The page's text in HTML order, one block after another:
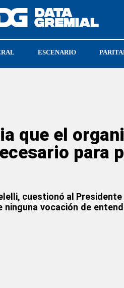
ARMANDO CAVALIERI
ESCENARIO
que el
para
cuestionó al
vocación de